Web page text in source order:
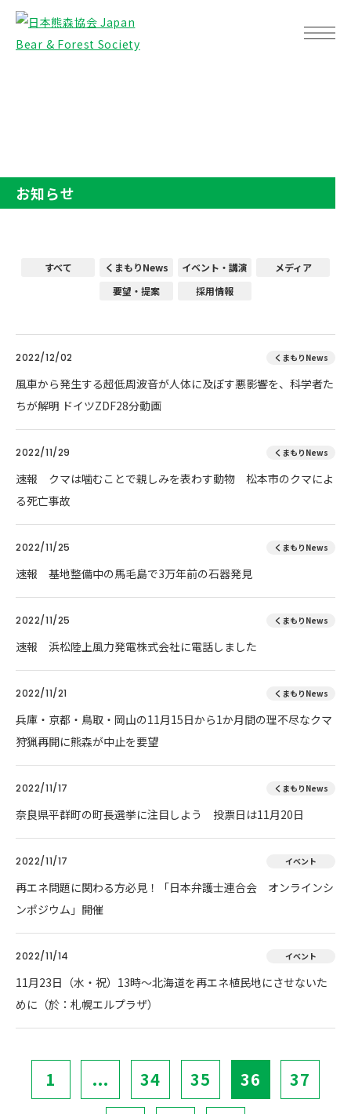
お知らせ
すべて くまもりNews イベント・講演
メディア
要望・提案
採用情報
2022/12/02 くまもりNews
風車から発生する超低周波音が人体に及ぼす悪影響を、科学者た
ちが解明 ドイツZDF28分動画
2022/11/29 くまもりNews
速報 クマは噛むことで親しみを表わす動物 松本市のクマによ
る死亡事故
2022/11/25 くまもりNews
速報 基地整備中の馬毛島で3万年前の石器発見
2022/11/25 くまもりNews
速報 浜松陸上風力発電株式会社に電話しました
2022/11/21 くまもりNews
兵庫・京都・鳥取・岡山の11月15日から1か月間の理不尽なクマ
狩猟再開に熊森が中止を要望
2022/11/17 くまもりNews
奈良県平群町の町長選挙に注目しよう 投票日は11月20日
2022/11/17 イベント
再エネ問題に関わる方必見！「日本弁護士連合会 オンラインシ
ンポジウム」開催
2022/11/14 イベント
11月23日（水・祝）13時～北海道を再エネ植民地にさせないた
めに（於：札幌エルプラザ）
1 ... 34 35 36 37